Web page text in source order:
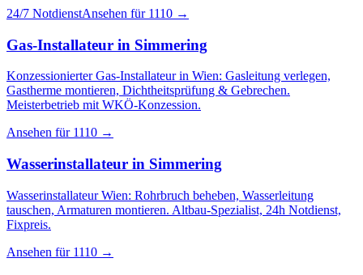
24/7 NotdienstAnsehen für 1110 →
Gas-Installateur in Simmering
Konzessionierter Gas-Installateur in Wien: Gasleitung verlegen,
Gastherme montieren, Dichtheitsprüfung & Gebrechen.
Meisterbetrieb mit WKÖ-Konzession.
Ansehen für 1110 →
Wasserinstallateur in Simmering
Wasserinstallateur Wien: Rohrbruch beheben, Wasserleitung
tauschen, Armaturen montieren. Altbau-Spezialist, 24h Notdienst,
Fixpreis.
Ansehen für 1110 →